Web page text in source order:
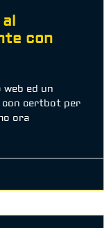
con
ed un
certbot per
ora